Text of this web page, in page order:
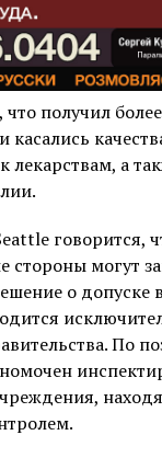
получил
касались
лекарствам, а
говорится,
стороны могут
о допуске
По